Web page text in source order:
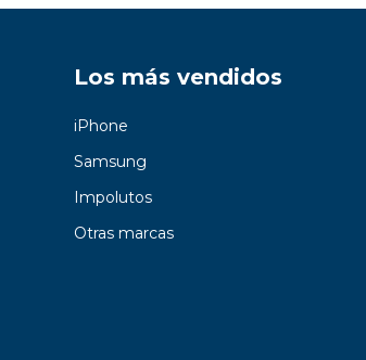
Los más vendidos
iPhone
Samsung
Impolutos
Otras marcas